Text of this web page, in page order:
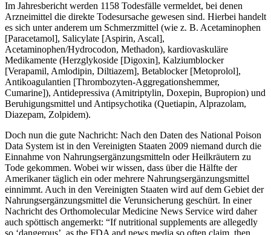
Im Jahresbericht werden 1158 Todesfälle vermeldet, bei denen
Arzneimittel die direkte Todesursache gewesen sind. Hierbei handelt
es sich unter anderem um Schmerzmittel (wie z. B. Acetaminophen
[Paracetamol], Salicylate [Aspirin, Ascal],
Acetaminophen/Hydrocodon, Methadon), kardiovaskuläre
Medikamente (Herzglykoside [Digoxin], Kalziumblocker
[Verapamil, Amlodipin, Diltiazem], Betablocker [Metoprolol],
Antikoagulantien [Thrombozyten-Aggregationshemmer,
Cumarine]), Antidepressiva (Amitriptylin, Doxepin, Bupropion) und
Beruhigungsmittel und Antipsychotika (Quetiapin, Alprazolam,
Diazepam, Zolpidem).
Doch nun die gute Nachricht: Nach den Daten des National Poison
Data System ist in den Vereinigten Staaten 2009 niemand durch die
Einnahme von Nahrungsergänzungsmitteln oder Heilkräutern zu
Tode gekommen. Wobei wir wissen, dass über die Hälfte der
Amerikaner täglich ein oder mehrere Nahrungsergänzungsmittel
einnimmt. Auch in den Vereinigten Staaten wird auf dem Gebiet der
Nahrungsergänzungsmittel die Verunsicherung geschürt. In einer
Nachricht des Orthomolecular Medicine News Service wird daher
auch spöttisch angemerkt: “If nutritional supplements are allegedly
so ‘dangerous’, as the FDA and news media so often claim, then